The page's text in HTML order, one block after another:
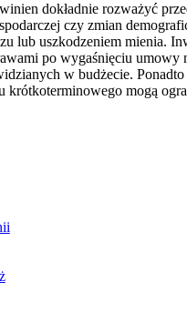
dokładnie rozważyć
czy zmian
lub uszkodzeniem mienia.
po wygaśnięciu
w budżecie.
mogą